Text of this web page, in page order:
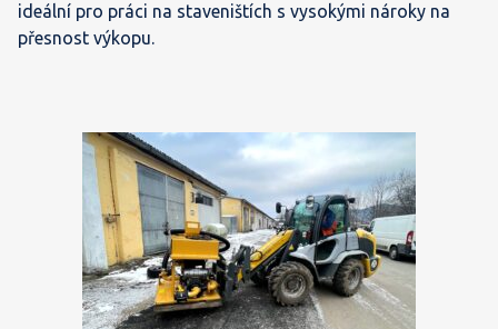
ideální pro práci na staveništích s vysokými nároky na
přesnost výkopu.